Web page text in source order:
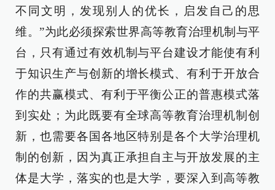
不同文明，发现别人的优长，启发自己的思
维。”为此必须探索世界高等教育治理机制与平
台，只有通过有效机制与平台建设才能使有利
于知识生产与创新的增长模式、有利于开放合
作的共赢模式、有利于平衡公正的普惠模式落
到实处；为此既要有全球高等教育治理机制创
新，也需要各国各地区特别是各个大学治理机
制的创新，因为真正承担自主与开放发展的主
体是大学，落实的也是大学，要深入到高等教